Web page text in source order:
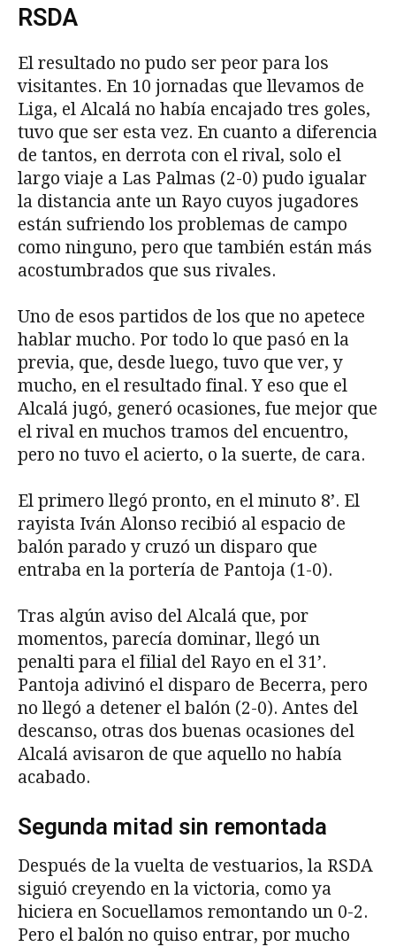
RSDA
El resultado no pudo ser peor para los
visitantes. En 10 jornadas que llevamos de
Liga, el Alcalá no había encajado tres goles,
tuvo que ser esta vez. En cuanto a diferencia
de tantos, en derrota con el rival, solo el
largo viaje a Las Palmas (2-0) pudo igualar
la distancia ante un Rayo cuyos jugadores
están sufriendo los problemas de campo
como ninguno, pero que también están más
acostumbrados que sus rivales.
Uno de esos partidos de los que no apetece
hablar mucho. Por todo lo que pasó en la
previa, que, desde luego, tuvo que ver, y
mucho, en el resultado final. Y eso que el
Alcalá jugó, generó ocasiones, fue mejor que
el rival en muchos tramos del encuentro,
pero no tuvo el acierto, o la suerte, de cara.
El primero llegó pronto, en el minuto 8’. El
rayista Iván Alonso recibió al espacio de
balón parado y cruzó un disparo que
entraba en la portería de Pantoja (1-0).
Tras algún aviso del Alcalá que, por
momentos, parecía dominar, llegó un
penalti para el filial del Rayo en el 31’.
Pantoja adivinó el disparo de Becerra, pero
no llegó a detener el balón (2-0). Antes del
descanso, otras dos buenas ocasiones del
Alcalá avisaron de que aquello no había
acabado.
Segunda mitad sin remontada
Después de la vuelta de vestuarios, la RSDA
siguió creyendo en la victoria, como ya
hiciera en Socuellamos remontando un 0-2.
Pero el balón no quiso entrar, por mucho